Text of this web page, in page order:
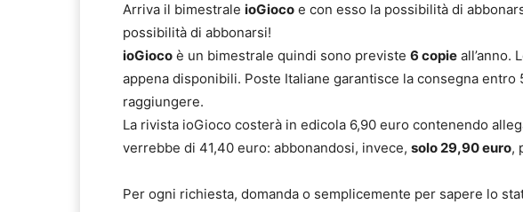
Arriva il bimestrale ioGioco e con esso la possibilità di
possibilità di abbonarsi!
ioGioco è un bimestrale quindi sono previste 6 copie all’anno.
appena disponibili. Poste Italiane garantisce la consegna
raggiungere.
La rivista ioGioco costerà in edicola 6,90 euro contenendo
verrebbe di 41,40 euro: abbonandosi, invece, solo 29,90 euro,
Per ogni richiesta, domanda o semplicemente per sapere lo